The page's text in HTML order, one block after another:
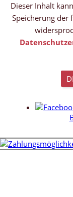
Dieser Inhalt
Speicherung der